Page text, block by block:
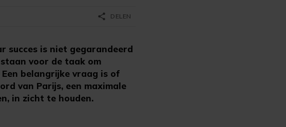
succes is niet gegarandeerd
voor de taak om
belangrijke vraag is of
van Parijs, een maximale
in zicht te houden.
share DELEN